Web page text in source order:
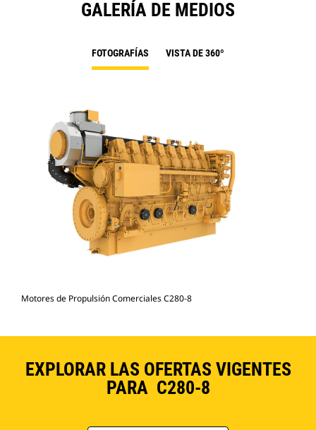
GALERÍA DE MEDIOS
FOTOGRAFÍAS VISTA DE 360º
Motores de Propulsión Comerciales C280-8
EXPLORAR LAS OFERTAS VIGENTES
PARA C280-8